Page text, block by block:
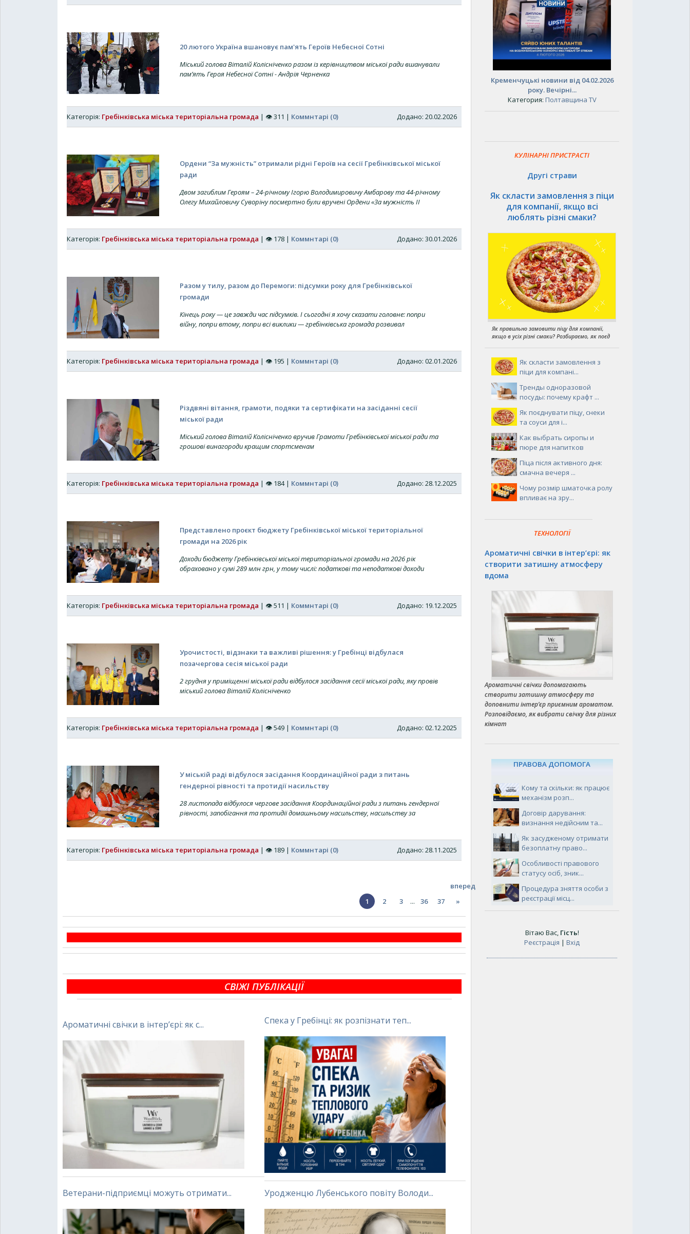
20 лютого Україна вшановує пам'ять Героїв Небесної Сотні
Міський голова Віталій Колісніченко разом із керівництвом міської ради вшанували
пам’ять Героя Небесної Сотні - Андрія Черненка
Додано: 20.02.2026
Категорія: Гребінківська міська територіальна громада | 👁311 | Коммнтарі (0)
Ордени “За мужність” отримали рідні Героїв на сесії Гребінківської міської
ради
Двом загиблим Героям – 24-річному Ігорю Володимировичу Амбарову та 44-річному
Олегу Михайловичу Суворіну посмертно були вручені Ордени «За мужність ІІ
Додано: 30.01.2026
Категорія: Гребінківська міська територіальна громада | 👁 178 | Коммнтарі (0)
Разом у тилу, разом до Перемоги: підсумки року для Гребінківської
громади
Кінець року — це завжди час підсумків. І сьогодні я хочу сказати головне: попри
війну, попри втому, попри всі виклики — гребінківська громада розвивал
Додано: 02.01.2026
Категорія: Гребінківська міська територіальна громада | 👁 195 | Коммнтарі (0)
Різдвяні вітання, грамоти, подяки та сертифікати на засіданні сесії
міської ради
Міський голова Віталій Колісніченко вручив Грамоти Гребінківської міської ради та
грошові винагороди кращим спортсменам
Додано: 28.12.2025
Категорія: Гребінківська міська територіальна громада | 👁 184| Коммнтарі (0)
Представлено проєкт бюджету Гребінківської міської територіальної
громади на 2026 рік
Доходи бюджету Гребінківської міської територіальної громади на 2026 рік
обраховано у сумі 289 млн грн, у тому числі: податкові та неподаткові доходи
Додано: 19.12.2025
Категорія: Гребінківська міська територіальна громада | 👁511 | Коммнтарі (0)
Урочистості, відзнаки та важливі рішення: у Гребінці відбулася
позачергова сесія міської ради
2 грудня у приміщенні міської ради відбулося засідання сесії міської ради, яку провів
міський голова Віталій Колісніченко
Додано: 02.12.2025
Категорія: Гребінківська міська територіальна громада | 👁549 | Коммнтарі (0)
У міській раді відбулося засідання Координаційної ради з питань
гендерної рівності та протидії насильству
28 листопада відбулося чергове засідання Координаційної ради з питань гендерної
рівності, запобігання та протидії домашньому насильству, насильству за
Додано: 28.11.2025
Категорія: Гребінківська міська територіальна громада | 👁 189 | Коммнтарі (0)
1 2 3 ... 36 37
вперед
»
СВІЖІ ПУБЛІКАЦІЇ
Ароматичні свічки в інтер’єрі: як с... Спека у Гребінці: як розпізнати теп...
Ветерани-підприємці можуть отримати... Уродженцю Лубенського повіту Володи...
Кременчуцькі новини від 04.02.2026
року. Вечірні...
Категория: Полтавщина TV
КУЛІНАРНІ ПРИСТРАСТІ
Другі страви
Як скласти замовлення з піци
для компанії, якщо всі
люблять різні смаки?
Як правильно замовити піцу для компанії,
якщо в усіх різні смаки? Розбираємо, як поєд
Як скласти замовлення з
піци для компані...
Тренды одноразовой
посуды: почему крафт ...
Як поєднувати піцу, снеки
та соуси для і...
Как выбрать сиропы и
пюре для напитков
Піца після активного дня:
смачна вечеря ...
Чому розмір шматочка ролу
впливає на зру...
ТЕХНОЛОГІЇ
Ароматичні свічки в інтер’єрі: як
створити затишну атмосферу
вдома
Ароматичні свічки допомагають
створити затишну атмосферу та
доповнити інтер’єр приємним ароматом.
Розповідаємо, як вибрати свічку для різних
кімнат
ПРАВОВА ДОПОМОГА
Кому та скільки: як працює
механізм розп...
Договір дарування:
визнання недійсним та...
Як засудженому отримати
безоплатну право...
Особливості правового
статусу осіб, зник...
Процедура зняття особи з
реєстрації місц...
Вітаю Вас, Гість!
Реєстрація | Вхід